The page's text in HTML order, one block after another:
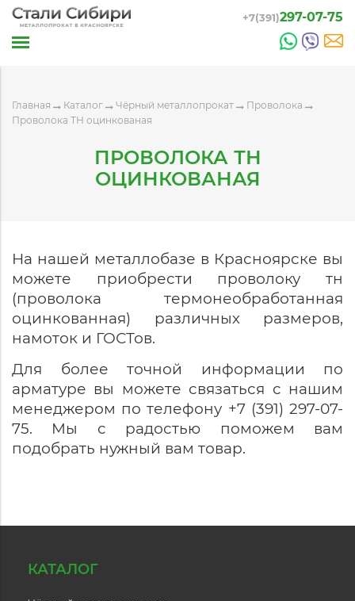
+7(391)297-07-75
Главная Каталог Чёрный металлопрокат
Проволока
Проволока ТН оцинкованая
ПРОВОЛОКА ТН
ОЦИНКОВАНАЯ
На нашей металлобазе в Красноярске вы
можете приобрести проволоку тн
(проволока термонеобработанная
оцинкованная)
различных размеров,
намоток и ГОСТов.
Для более точной информации по
арматуре вы можете связаться с нашим
менеджером по телефону +7 (391) 297-07-
75. Мы с радостью поможем вам
подобрать нужный вам товар.
КАТАЛОГ